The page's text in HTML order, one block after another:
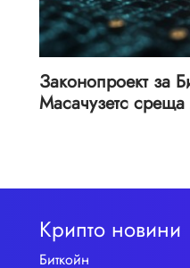
Законопроект за
Масачузетс
Крипто новини
Биткойн